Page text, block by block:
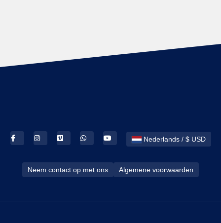
Nederlands / $ USD
Neem contact op met ons Algemene voorwaarden